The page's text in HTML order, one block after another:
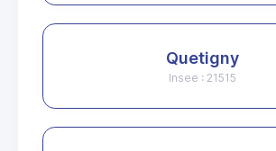
Quetigny
Insee : 21515